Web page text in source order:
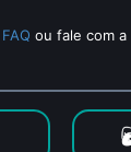
ou fale com a